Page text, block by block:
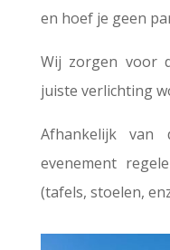
en hoef je geen
Wij zorgen voor
juiste verlichting
Afhankelijk
evenement
(tafels, stoelen,